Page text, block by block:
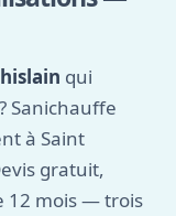
qui
Sanichauffe
à Saint
gratuit,
12 mois — trois